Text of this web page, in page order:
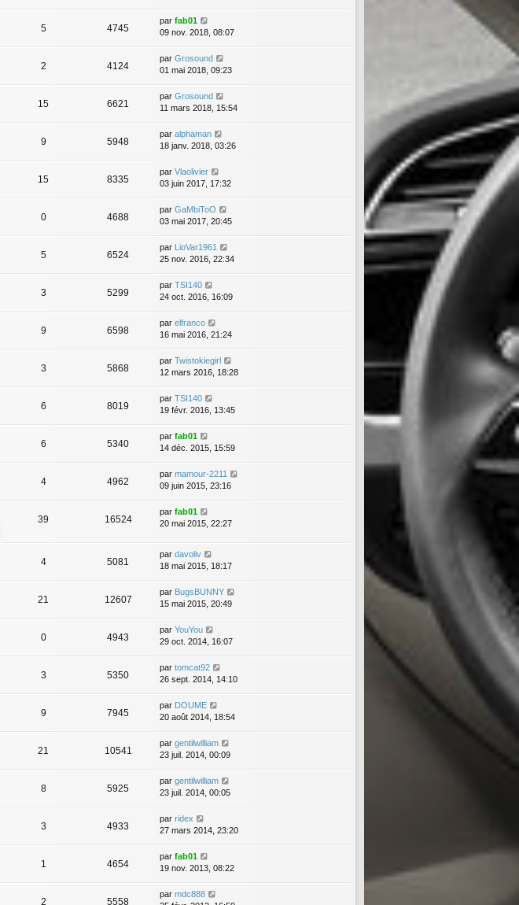
5 4745
par fab01
09 nov. 2018, 08:07
2 4124
par Grosound
01 mai 2018, 09:23
15 6621
par Grosound
11 mars 2018, 15:54
9 5948
par alphaman
18 janv. 2018, 03:26
15 8335
par Vlaolivier
03 juin 2017, 17:32
0 4688
par GaMbiToO
03 mai 2017, 20:45
5 6524
par LioVar1961
25 nov. 2016, 22:34
3 5299
par TSI140
24 oct. 2016, 16:09
9 6598
par elfranco
16 mai 2016, 21:24
3 5868
par Twistokiegirl
12 mars 2016, 18:28
6 8019
par TSI140
19 févr. 2016, 13:45
6 5340
par fab01
14 déc. 2015, 15:59
4 4962
par mamour-2211
09 juin 2015, 23:16
39 16524
par fab01
20 mai 2015, 22:27
4 5081
par davoliv
18 mai 2015, 18:17
21 12607
par BugsBUNNY
15 mai 2015, 20:49
0 4943
par YouYou
29 oct. 2014, 16:07
3 5350
par tomcat92
26 sept. 2014, 14:10
9 7945
par DOUME
20 août 2014, 18:54
21 10541
par gentilwilliam
23 juil. 2014, 00:09
8 5925
par gentilwilliam
23 juil. 2014, 00:05
3 4933
par ridex
27 mars 2014, 23:20
1 4654
par fab01
19 nov. 2013, 08:22
2 5558
par mdc888